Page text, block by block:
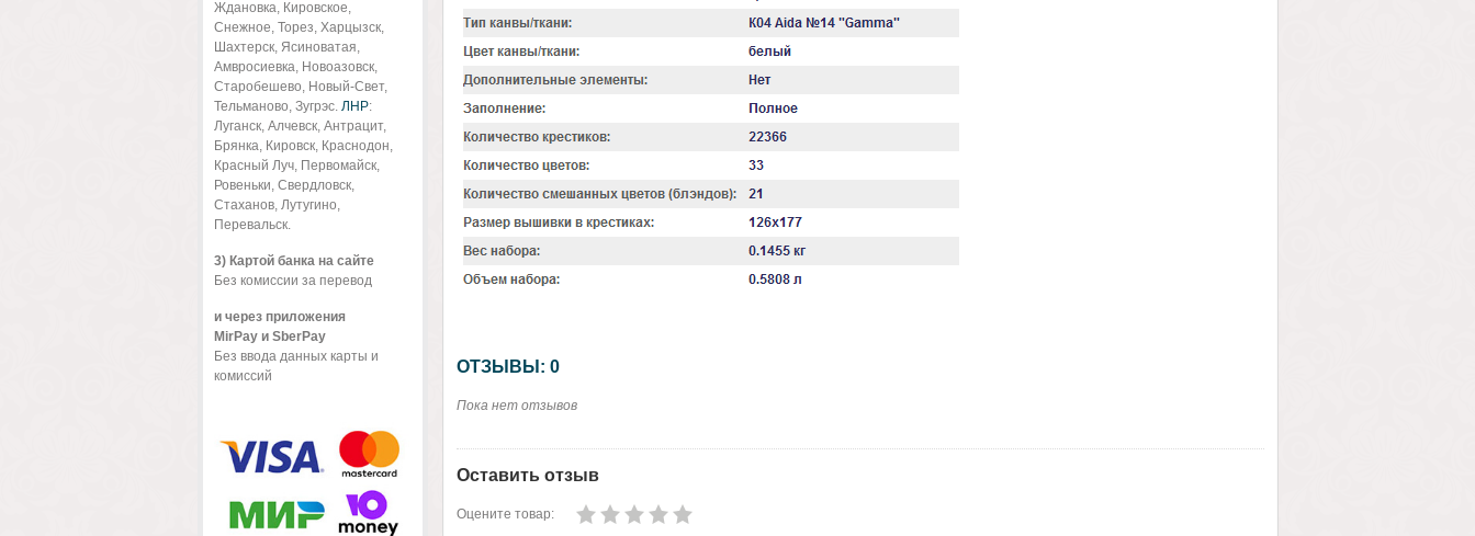
ОТЗЫВЫ: 0
Пока нет отзывов
Оставить отзыв
Оцените товар:
Ждановка, Кировское,
Снежное, Торез, Харцызск,
Шахтерск, Ясиноватая,
Амвросиевка, Новоазовск,
Старобешево, Новый-Свет,
Тельманово, Зугрэс. ЛНР:
Луганск, Алчевск, Антрацит,
Брянка, Кировск, Краснодон,
Красный Луч, Первомайск,
Ровеньки, Свердловск,
Стаханов, Лутугино,
Перевальск.
3) Картой банка на сайте
Без комиссии за перевод
и через приложения
MirPay и SberPay
Без ввода данных карты и
комиссий